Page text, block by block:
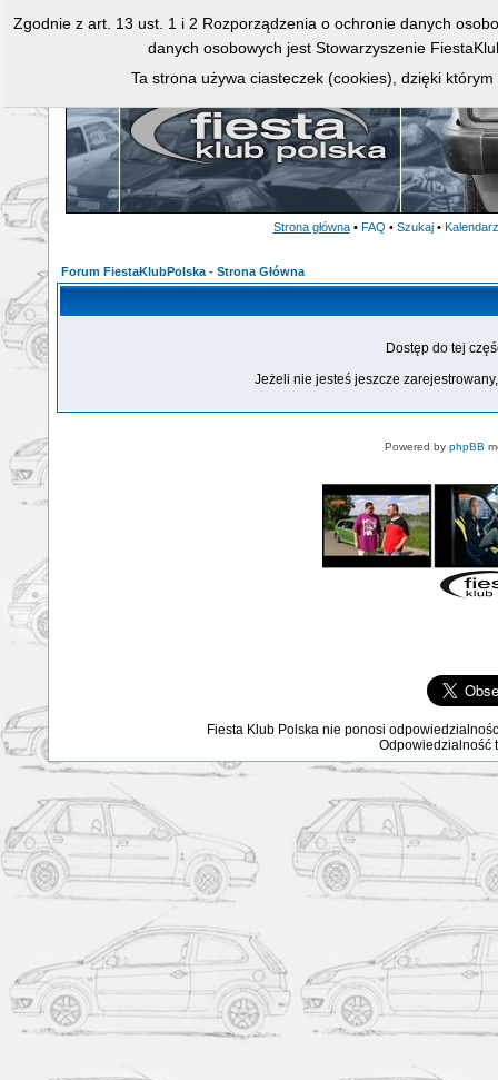
Strona główna • FAQ • Szukaj • Kalendarz
Forum FiestaKlubPolska - Strona Główna
Dostęp do tej
Jeżeli nie jesteś jeszcze
Powered by phpBB
Fiesta Klub Polska nie ponosi
Odpowiedzialność
Zgodnie z art. 13 ust. 1 i 2 Rozporządzenia o ochronie danych
danych osobowych jest Stowarzyszenie
Ta strona używa ciasteczek (cookies), dzięki